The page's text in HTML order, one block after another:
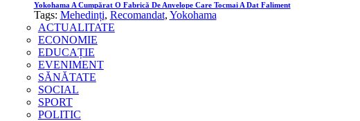
Yokohama A Cumpărat O Fabrică De Anvelope Care Tocmai A Dat Faliment
Tags: Mehedinți, Recomandat, Yokohama
ACTUALITATE
ECONOMIE
EDUCAȚIE
EVENIMENT
SĂNĂTATE
SOCIAL
SPORT
POLITIC